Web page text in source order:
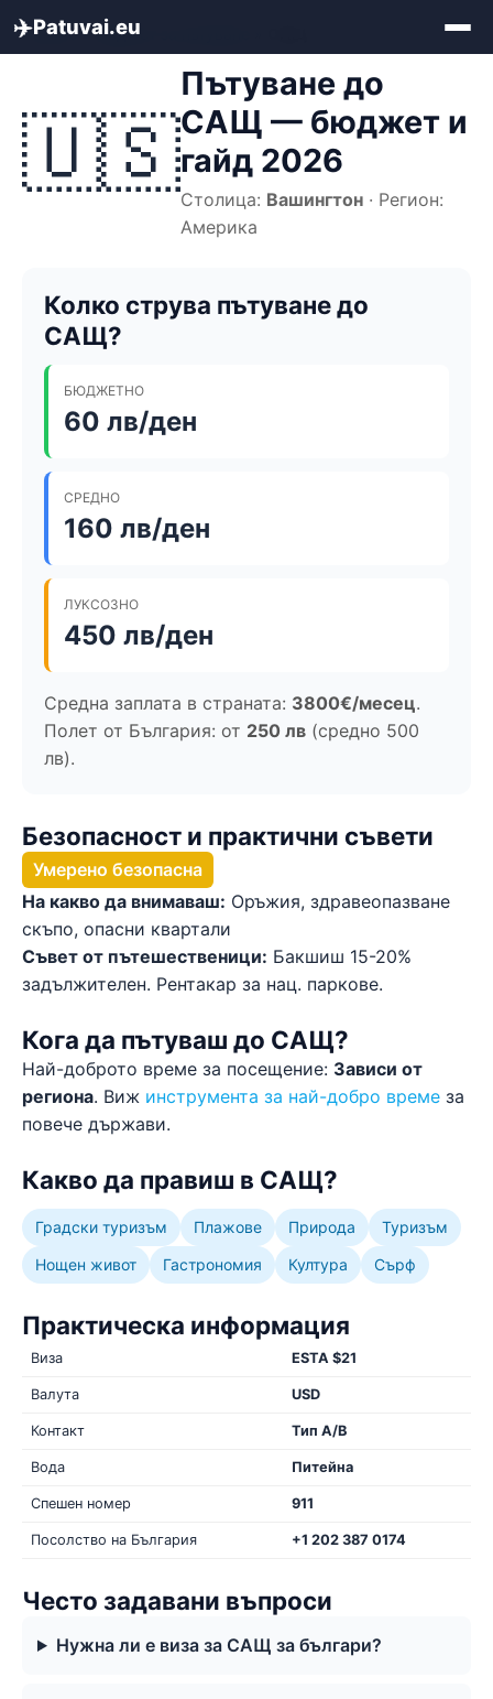
✈️Patuvai.eu
Начало»Бюджет за пътуване
🇺🇸
Пътуване до
САЩ — бюджет и
гайд 2026
Столица: Вашингтон · Регион:
Америка
Колко струва пътуване до
САЩ?
БЮДЖЕТНО
60 лв/ден
СРЕДНО
160 лв/ден
ЛУКСОЗНО
450 лв/ден
Средна заплата в страната: 3800€/месец.
Полет от България: от 250 лв (средно 500
лв).
Безопасност и практични съвети
Умерено безопасна
На какво да внимаваш: Оръжия, здравеопазване
скъпо, опасни квартали
Съвет от пътешественици: Бакшиш 15-20%
задължителен. Рентакар за нац. паркове.
Кога да пътуваш до САЩ?
Най-доброто време за посещение: Зависи от
региона. Виж инструмента за най-добро време за
повече държави.
Какво да правиш в САЩ?
Градски туризъм Плажове Природа
Туризъм
Нощен живот
Гастрономия Култура Сърф
Практическа информация
Виза ESTA $21
Валута USD
Контакт Тип A/B
Вода Питейна
Спешен номер 911
Посолство на България +1 202 387 0174
Често задавани въпроси
Нужна ли е виза за САЩ за българи?